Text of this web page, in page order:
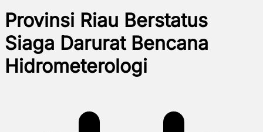
Provinsi Riau Berstatus
Siaga Darurat Bencana
Hidrometerologi